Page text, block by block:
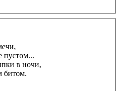
пустом...
в ночи,
битом.